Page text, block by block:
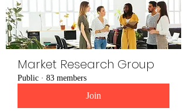
Market Research Group
Public · 83 members
Join